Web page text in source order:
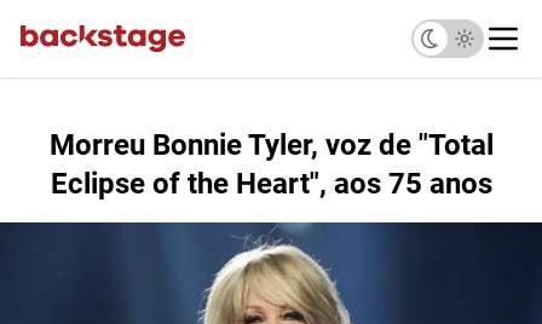
Morreu Bonnie Tyler, voz de "Total
Eclipse of the Heart", aos 75 anos